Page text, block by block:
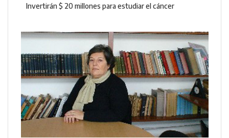
Invertirán $ 20 millones para estudiar el cáncer